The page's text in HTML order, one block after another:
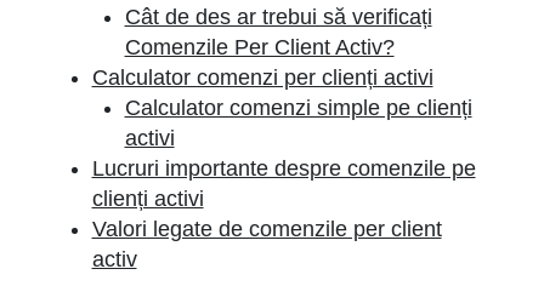
Cât de des ar trebui să verificați
Comenzile Per Client Activ?
Calculator comenzi per clienți activi
Calculator comenzi simple pe clienți
activi
Lucruri importante despre comenzile pe
clienți activi
Valori legate de comenzile per client
activ